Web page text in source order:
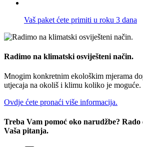
Vaš paket ćete primiti u roku 3 dana
Radimo na klimatski osviješteni način.
Mnogim konkretnim ekološkim mjerama
utjecaja na okoliš i klimu koliko je moguće.
Ovdje ćete pronaći više informacija.
Treba Vam pomoć oko narudžbe? Rado
Vaša pitanja.